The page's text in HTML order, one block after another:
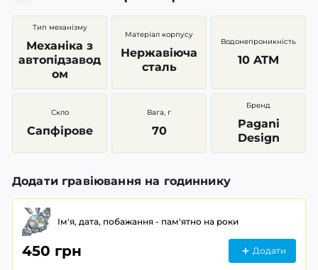
Тип механізму
Механіка з
автопідзавод
ом
Матеріал корпусу
Нержавіюча
сталь
Водонепроникність
10 ATM
Скло
Сапфірове
Вага, г
70
Бренд
Pagani
Design
Додати гравіювання на годиннику
Ім'я, дата, побажання - пам'ятно на роки
450 грн Додати